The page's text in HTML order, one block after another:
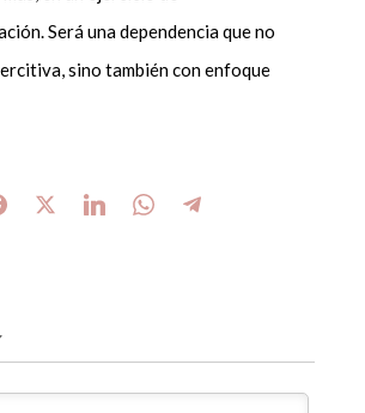
Será una dependencia que no
sino también con enfoque